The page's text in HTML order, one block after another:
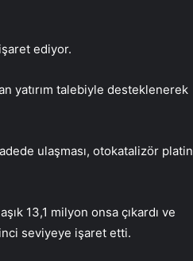
ediyor.
yatırım talebiyle desteklenerek
ulaşması, otokatalizör platin
13,1 milyon onsa çıkardı ve
seviyeye işaret etti.